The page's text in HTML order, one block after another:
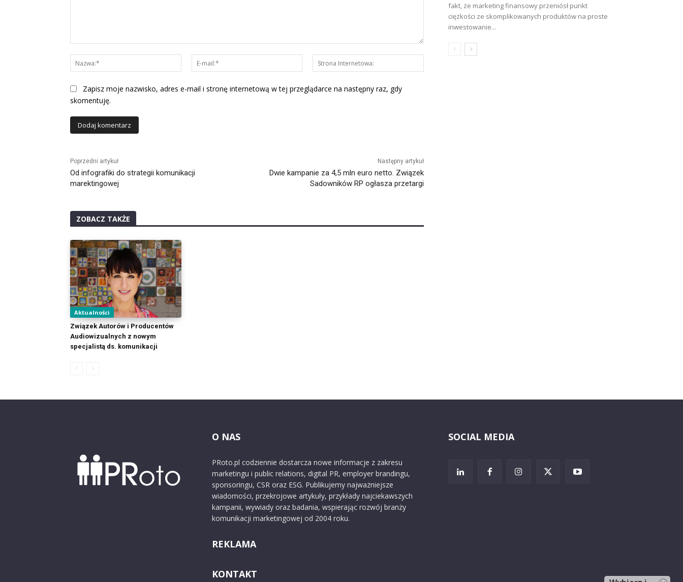
Nazwa:*
mail:*
Internetowa:
Zapisz moje nazwisko, adres e-mail i stronę internetową w tej przeglądarce na następny raz, gdy
skomentuję.
Poprzedni artykuł
Od infografiki do strategii komunikacji
marektingowej
Następny artykuł
Dwie kampanie za 4,5 mln euro netto. Związek
Sadowników RP ogłasza przetargi
ZOBACZ TAKŻE
Aktualności
Związek Autorów i Producentów
Audiowizualnych z nowym
specjalistą ds. komunikacji
fakt, że marketing finansowy przeniósł punkt
ciężkości ze skomplikowanych produktów na proste
inwestowanie...
O NAS
PRoto.pl codziennie dostarcza nowe informacje z zakresu
marketingu i public relations, digital PR, employer brandingu,
sponsoringu, CSR oraz ESG. Publikujemy najważniejsze
wiadomości, przekrojowe artykuły, przykłady najciekawszych
kampanii, wywiady oraz badania, wspierając rozwój branży
komunikacji marketingowej od 2004 roku.
REKLAMA
KONTAKT
SOCIAL MEDIA